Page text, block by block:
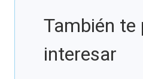
También te
interesar